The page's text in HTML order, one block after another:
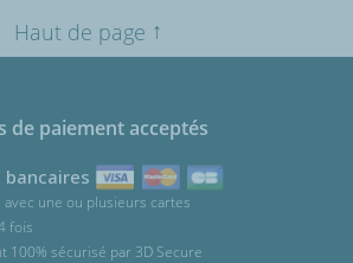
Haut de page ↑
de paiement acceptés
bancaires
avec une ou plusieurs cartes
fois
100% sécurisé par 3D Secure